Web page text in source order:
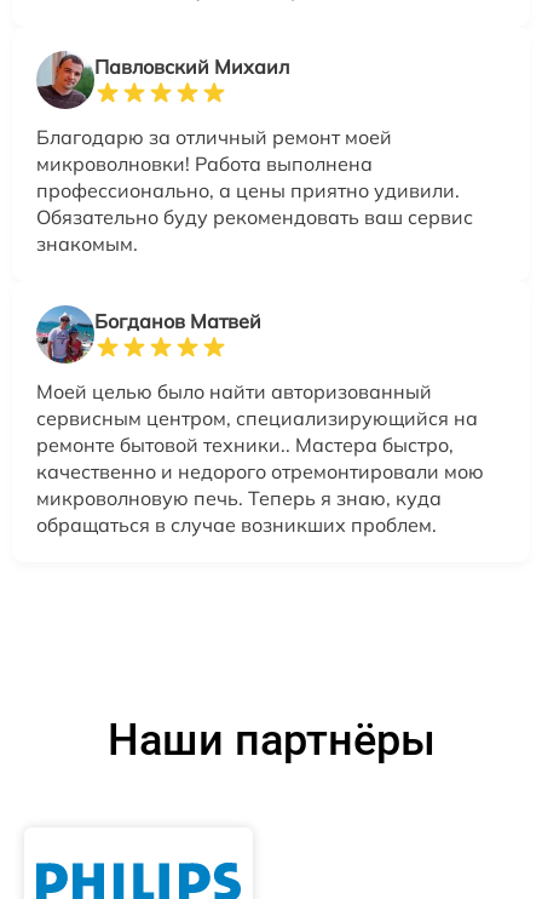
Павловский Михаил
Благодарю за отличный ремонт моей
микроволновки! Работа выполнена
профессионально, а цены приятно удивили.
Обязательно буду рекомендовать ваш сервис
знакомым.
Богданов Матвей
Моей целью было найти авторизованный
сервисным центром, специализирующийся на
ремонте бытовой техники.. Мастера быстро,
качественно и недорого отремонтировали мою
микроволновую печь. Теперь я знаю, куда
обращаться в случае возникших проблем.
Наши партнёры